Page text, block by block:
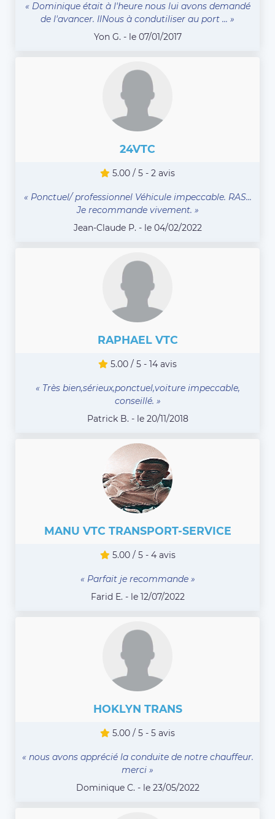
« Dominique était à l'heure nous lui avons demandé
de l'avancer. IlNous à condutiliser au port ... »
Yon G. - le 07/01/2017
24VTC
5.00 / 5 - 2 avis
« Ponctuel/ professionnel Véhicule impeccable. RAS...
Je recommande vivement. »
Jean-Claude P. - le 04/02/2022
RAPHAEL VTC
5.00 / 5 - 14 avis
« Très bien,sérieux,ponctuel,voiture impeccable,
conseillé. »
Patrick B. - le 20/11/2018
MANU VTC TRANSPORT-SERVICE
5.00 / 5 - 4 avis
« Parfait je recommande »
Farid E. - le 12/07/2022
HOKLYN TRANS
5.00 / 5 - 5 avis
« nous avons apprécié la conduite de notre chauffeur.
merci »
Dominique C. - le 23/05/2022